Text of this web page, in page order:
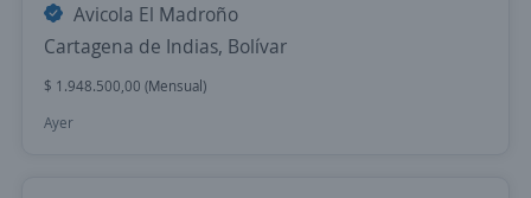
Avicola El Madroño
Cartagena de Indias, Bolívar
$ 1.948.500,00 (Mensual)
Ayer